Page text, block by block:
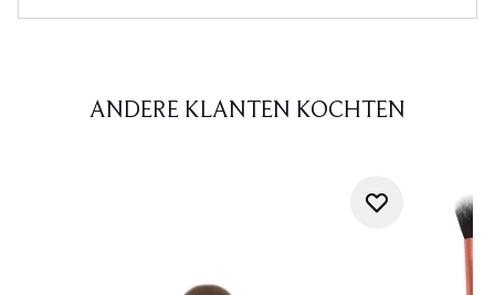
ANDERE KLANTEN KOCHTEN